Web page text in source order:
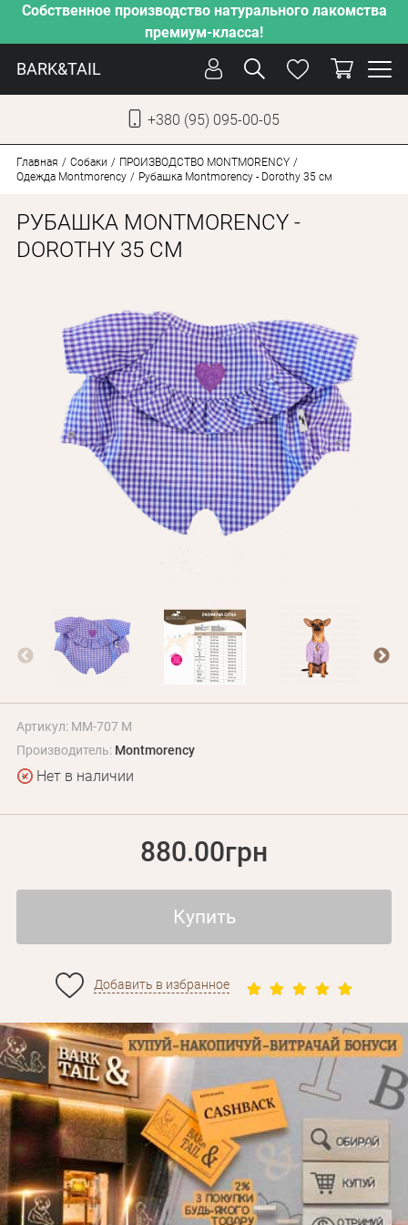
Собственное производство натурального лакомства
премиум-класса!
BARK&TAIL
+380 (95) 095-00-05
УХОД
ЗАБОТА
НОВИНКИ
АКЦИИ
ДЛЯ КОТОВ
Оплата и доставка
Программа лояльности
О Нас
Оптовым клиентам
+380 (95) 095-00-05
Главная Собаки
ПРОИЗВОДСТВО MONTMORENCY
Одежда Montmorency
Рубашка Montmorency - Dorothy 35 см
РУБАШКА MONTMORENCY -
DOROTHY 35 СМ
Артикул: MM-707 M
Производитель: Montmorency
Нет в наличии
880.00грн
Купить
Добавить в избранное